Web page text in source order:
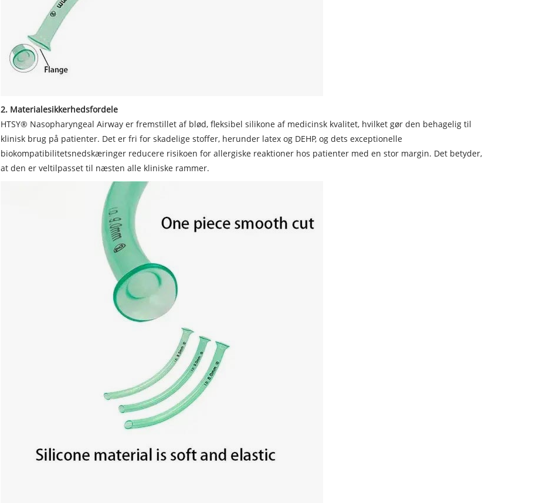
2. Materialesikkerhedsfordele
HTSY® Nasopharyngeal Airway er fremstillet af blød, fleksibel silikone af medicinsk kvalitet, hvilket gør den behagelig til
klinisk brug på patienter. Det er fri for skadelige stoffer, herunder latex og DEHP, og dets exceptionelle
biokompatibilitetsnedskæringer reducere risikoen for allergiske reaktioner hos patienter med en stor margin. Det betyder,
at den er veltilpasset til næsten alle kliniske rammer.